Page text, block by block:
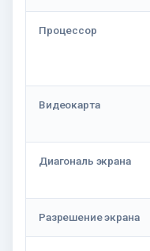
Процессор
Видеокарта
Диагональ экрана
Разрешение экрана